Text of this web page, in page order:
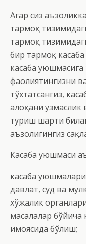
Агар сиз
тармоқ
тармоқ
бир тармоқ
касаба уюшмасига
фаолиятингизни
тўхтатсангиз,
алоқани узмаслик
туриш шарти
аъзолигингиз
Касаба уюшмаси
касаба
давлат, суд ва
хўжалик
масалалар
ҳимоясида бўлиш;